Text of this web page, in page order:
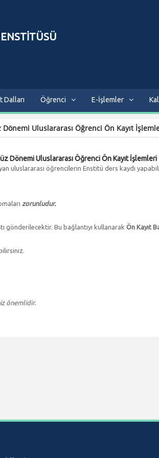
Dalları Öğrenci E-İşlemler
Dönemi Uluslararası Öğrenci Ön Kayıt
Dönemi Uluslararası Öğrenci Ön Kayıt İşlemleri
uluslararası öğrencilerin Enstitü ders kaydı
zorunludur.
gönderilecektir. Bu bağlantıyı kullanarak Ön Kayıt
önemlidir.